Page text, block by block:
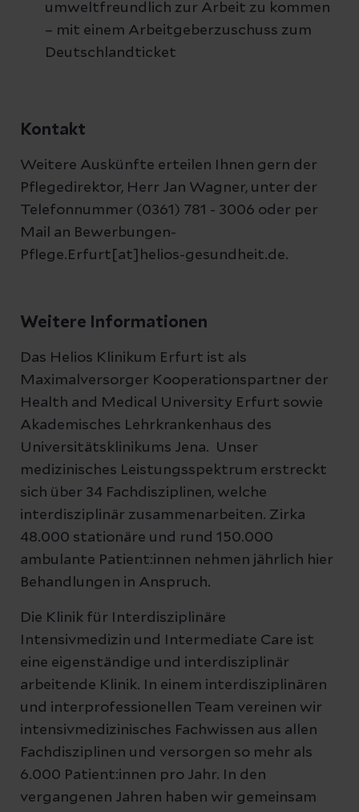
umweltfreundlich zur Arbeit zu kommen
– mit einem Arbeitgeberzuschuss zum
Deutschlandticket
Kontakt
Weitere Auskünfte erteilen Ihnen gern der
Pflegedirektor, Herr Jan Wagner, unter der
Telefonnummer (0361) 781 - 3006 oder per
Mail an Bewerbungen-
Pflege.Erfurt[at]helios-gesundheit.de.
Weitere Informationen
Das Helios Klinikum Erfurt ist als
Maximalversorger Kooperationspartner der
Health and Medical University Erfurt sowie
Akademisches Lehrkrankenhaus des
Universitätsklinikums Jena. Unser
medizinisches Leistungsspektrum erstreckt
sich über 34 Fachdisziplinen, welche
interdisziplinär zusammenarbeiten. Zirka
48.000 stationäre und rund 150.000
ambulante Patient:innen nehmen jährlich hier
Behandlungen in Anspruch.
Die Klinik für Interdisziplinäre
Intensivmedizin und Intermediate Care ist
eine eigenständige und interdisziplinär
arbeitende Klinik. In einem interdisziplinären
und interprofessionellen Team vereinen wir
intensivmedizinisches Fachwissen aus allen
Fachdisziplinen und versorgen so mehr als
6.000 Patient:innen pro Jahr. In den
vergangenen Jahren haben wir gemeinsam